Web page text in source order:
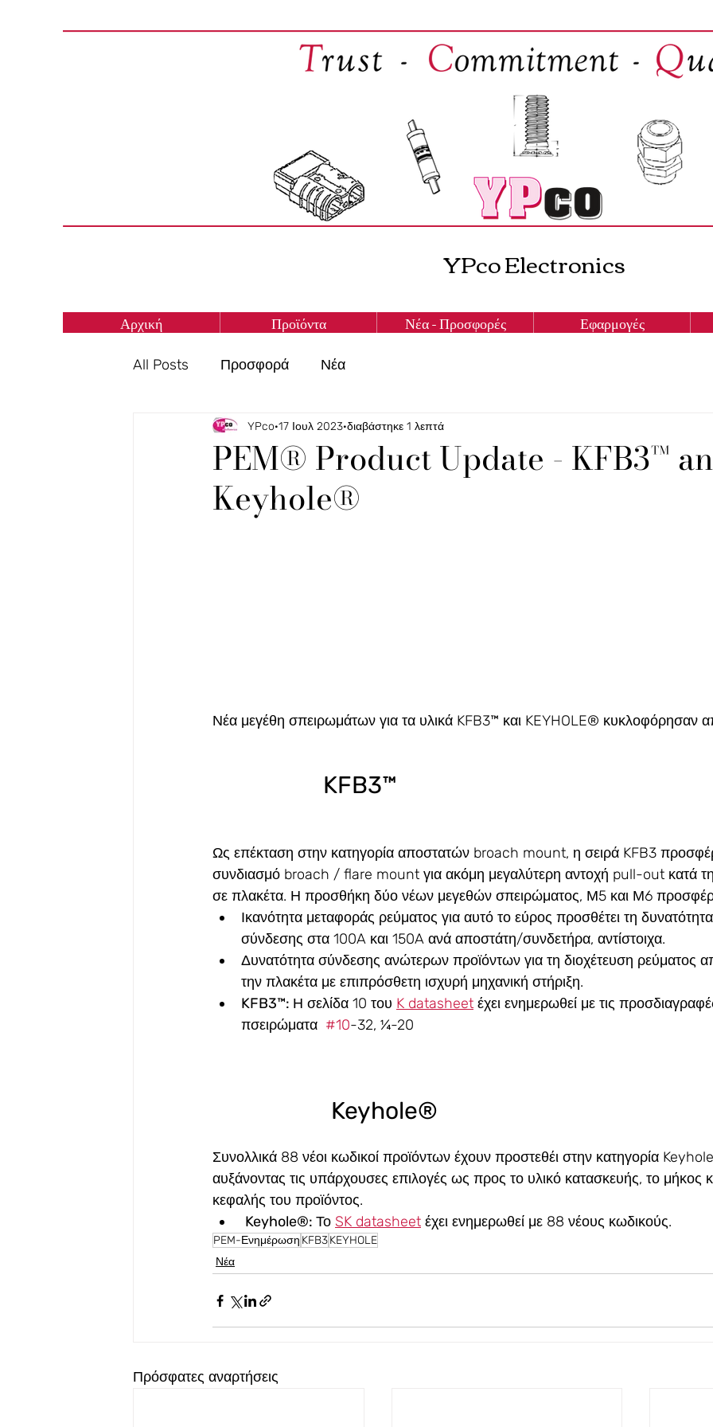
YPco Electronics
Αρχική Προϊόντα Νέα - Προσφορές Εφαρμογές
All Posts Προσφορά Νέα
PEM® Product Update - KFB3™
Keyhole®
YPco 17 Ιουλ 2023 διαβάστηκε 1 λεπτά
Νέα μεγέθη σπειρωμάτων για τα υλικά KFB3™ και KEYHOLE® κυκλοφόρησαν
KFB3™
Ως επέκταση στην κατηγορία αποστατών broach mount, η σειρά KFB3
συνδιασμό broach / flare mount για ακόμη μεγαλύτερη αντοχή pull-out κατά
σε πλακέτα. Η προσθήκη δύο νέων μεγεθών σπειρώματος, Μ5 και Μ6
Ικανότητα μεταφοράς ρεύματος για αυτό το εύρος προσθέτει τη
σύνδεσης στα 100A και 150A ανά αποστάτη/συνδετήρα, αντίστοιχα.
Δυνατότητα σύνδεσης ανώτερων προϊόντων για τη διοχέτευση ρεύματος
την πλακέτα με επιπρόσθετη ισχυρή μηχανική στήριξη.
KFB3™: Η σελίδα 10 του K datasheet έχει ενημερωθεί με τις
πσειρώματα #10-32, ¼-20
Keyhole®
Συνολλικά 88 νέοι κωδικοί προϊόντων έχουν προστεθέι στην κατηγορία Keyhole
αυξάνοντας τις υπάρχουσες επιλογές ως προς το υλικό κατασκευής, το μήκος
κεφαλής του προϊόντος.
Keyhole®: Το SK datasheet έχει ενημερωθεί με 88 νέους κωδικούς.
PEM-Ενημέρωση KFB3KEYHOLE
Νέα
Πρόσφατες αναρτήσεις